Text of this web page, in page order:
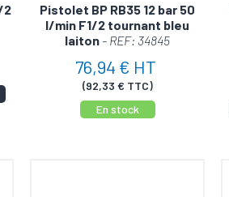
2
Pistolet BP RB35 12 bar 50
l/min F1/2 tournant bleu
laiton - REF: 34845
76,94 € HT
(92,33 € TTC)
En stock